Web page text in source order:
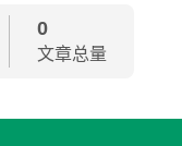
0
文章总量